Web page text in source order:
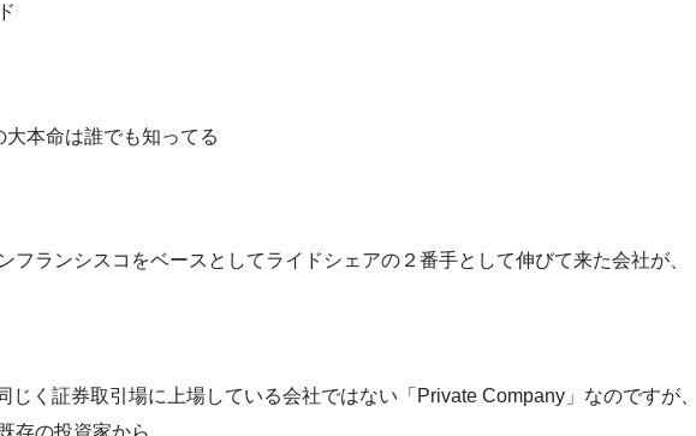
大本命は誰でも知ってる
フランシスコをベースとしてライドシェアの２番手として伸びて来た会社が、
じく証券取引場に上場している会社ではない「Private Company」なのですが、